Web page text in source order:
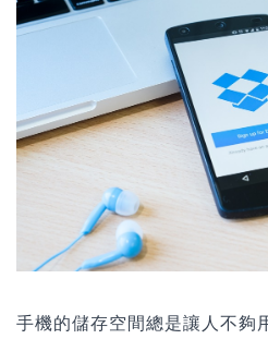
手機的儲存空間總是讓人不夠